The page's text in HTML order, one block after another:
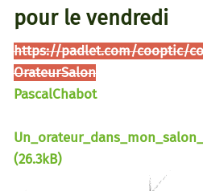
pour le vendredi
https://padlet.com/cooptic/
OrateurSalon
PascalChabot
(26.3kB)